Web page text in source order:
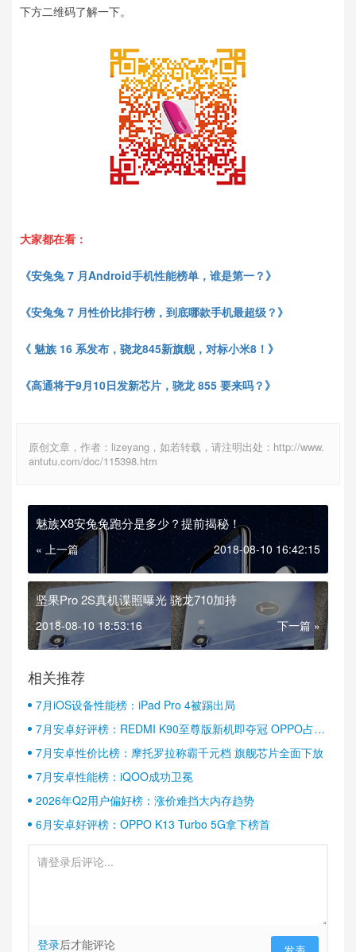
下方二维码了解一下。
大家都在看：
《安兔兔 7 月Android手机性能榜单，谁是第一？》
《安兔兔7 月性价比排行榜，到底哪款手机最超级？》
《 魅族 16 系发布，骁龙845新旗舰，对标小米8！》
《高通将于9月10日发新芯片，骁龙 855 要来吗？》
原创文章，作者：lizeyang，如若转载，请注明出处：http://www.
antutu.com/doc/115398.htm
魅族X8安兔兔跑分是多少？提前揭秘！
« 上一篇 2018-08-10 16:42:15
坚果Pro 2S真机谍照曝光 骁龙710加持
2018-08-10 18:53:16 下一篇 »
相关推荐
7月iOS设备性能榜：iPad Pro 4被踢出局
7月安卓好评榜：REDMI K90至尊版新机即夺冠 OPPO占据
半壁江山
7月安卓性价比榜：摩托罗拉称霸千元档 旗舰芯片全面下放
7月安卓性能榜：iQOO成功卫冕
2026年Q2用户偏好榜：涨价难挡大内存趋势
6月安卓好评榜：OPPO K13 Turbo 5G拿下榜首
登录后才能评论